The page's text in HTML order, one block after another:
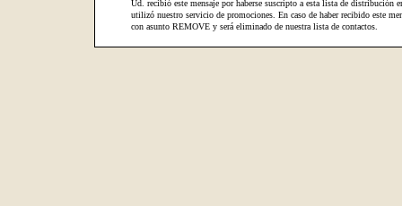
Ud. recibió este mensaje por haberse suscripto a esta lista de distribución
utilizó nuestro servicio de promociones. En caso de haber recibido este
con asunto REMOVE y será eliminado de nuestra lista de contactos.